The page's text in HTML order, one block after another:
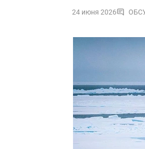
24 июня 2026